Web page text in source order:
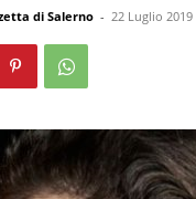
di Salerno - 22 Luglio 2019